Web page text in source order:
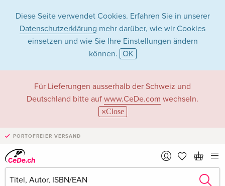
Diese Seite verwendet Cookies. Erfahren Sie in unserer
Datenschutzerklärung mehr darüber, wie wir Cookies
einsetzen und wie Sie Ihre Einstellungen ändern
können. OK
Für Lieferungen ausserhalb der Schweiz und
Deutschland bitte auf www.CeDe.com wechseln.
Close
PORTOFREIER VERSAND